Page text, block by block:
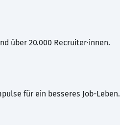
über 20.000 Recruiter·innen.
für ein besseres Job-Leben.